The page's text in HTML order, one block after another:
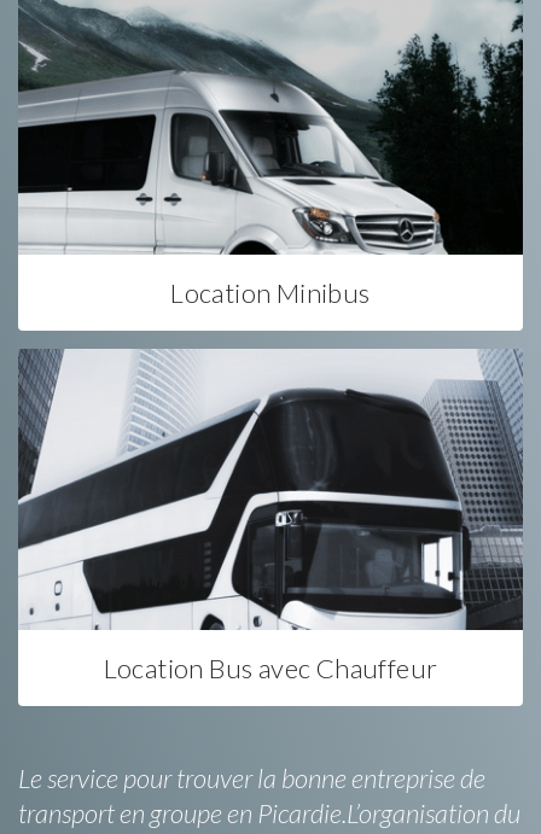
Location Minibus
Location Bus avec Chauffeur
Le service pour trouver la bonne entreprise de
transport en groupe en Picardie.L’organisation du